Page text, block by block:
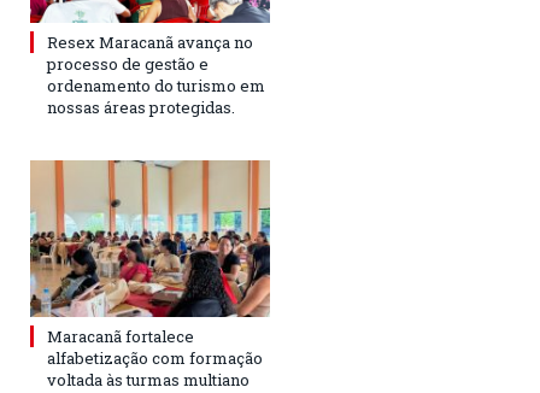
Resex Maracanã avança no
processo de gestão e
ordenamento do turismo em
nossas áreas protegidas.
Maracanã fortalece
alfabetização com formação
voltada às turmas multiano